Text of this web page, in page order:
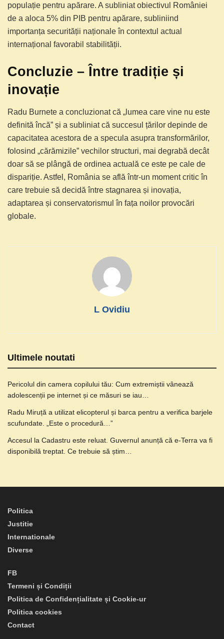
populație pentru apărare. A subliniat obiectivul României
de a aloca 5% din PIB pentru apărare, subliniind
importanța securității naționale în contextul actual
internațional favorabil stabilității.
Concluzie – Între tradiție și
inovație
Radu Burnete a concluzionat că „lumea care vine nu este
definită încă” și a subliniat că succesul țărilor depinde de
capacitatea acestora de a specula asupra transformărilor,
folosind „cărămizile” vechilor structuri, mai degrabă decât
doar să se plângă de ordinea actuală ce este pe cale de
dispariție. Astfel, România se află într-un moment critic în
care trebuie să decidă între stagnarea și inovația,
adaptarea și conservatorismul în fața noilor provocări
globale.
L Ovidiu
Ultimele noutati
Pericolul din camera copilului tău: Cum extremiștii vânează
adolescenții pe internet și ce măsuri se iau…
Radu Miruță a utilizat elicopterul și barca pentru a verifica barjele
scufundate. „Este o procedură…”
Accesul la Cadastru este reluat. Guvernul anunță că e-Terra va fi
disponibilă treptat. Ce trebuie să știm…
Politica
Justitie
Internationale
Diverse
FB
Termeni și Condiții
Politica de Confidențialitate și Cookie-ur
Politica cookies
Contact